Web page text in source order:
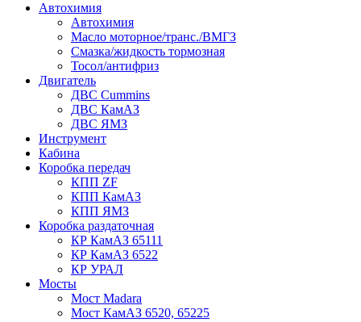
Автохимия
Автохимия
Масло моторное/транс./ВМГЗ
Смазка/жидкость тормозная
Тосол/антифриз
Двигатель
ДВС Cummins
ДВС КамАЗ
ДВС ЯМЗ
Инструмент
Кабина
Коробка передач
КПП ZF
КПП КамАЗ
КПП ЯМЗ
Коробка раздаточная
КР КамАЗ 65111
КР КамАЗ 6522
КР УРАЛ
Мосты
Мост Madara
Мост КамАЗ 6520, 65225